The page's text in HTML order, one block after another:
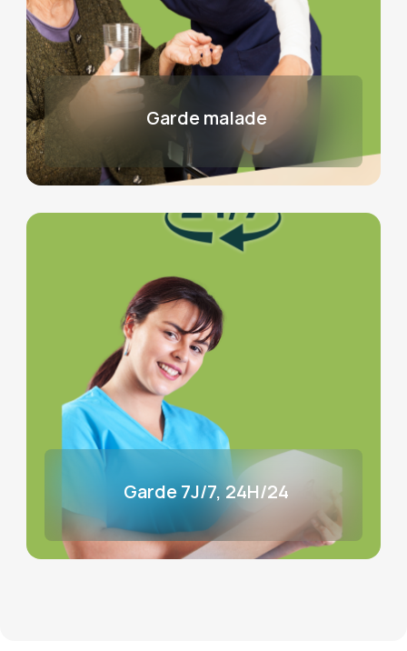
Garde malade
Garde 7J/7, 24H/24